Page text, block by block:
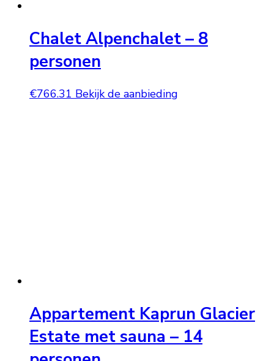
Chalet Alpenchalet – 8
personen
€766.31 Bekijk de aanbieding
Appartement Kaprun Glacier
Estate met sauna – 14